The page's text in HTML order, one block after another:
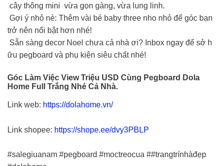
cây thông mini vừa gọn gàng, vừa lung linh.
Gợi ý nhỏ nè: Thêm vài bé baby three nho nhỏ để góc bạn
trở nên nổi bật hơn nhé!
Sẵn sàng decor Noel chưa cả nhà ơi? Inbox ngay để sở h
ữu pegboard và phụ kiện siêu chất nhé!
Góc Làm Việc View Triệu USD Cùng Pegboard Dola
Home Full Trắng Nhé Cả Nhà.
Link web: https://dolahome.vn/
Link shopee: https://shope.ee/dvy3PBLP
#salegiuanam #pegboard #moctreocua ##trangtrínhàđẹp